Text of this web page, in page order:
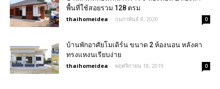
พื้นที่ใช้สอยรวม 128 ตรม
thaihomeidea - กุมภาพันธ์ 8, 2020 0
บ้านพักอาศัยโมเดิร์น ขนาด 2 ห้องนอน หลังคา
ทรงแหงนเรียบง่าย
thaihomeidea - พฤศจิกายน 18, 2019 0